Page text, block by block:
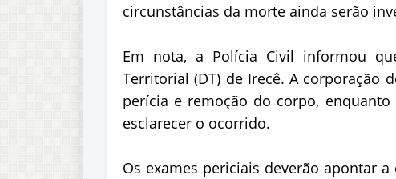
circunstâncias da morte ainda serão
Em nota, a Polícia Civil informou
Territorial (DT) de Irecê. A corporação
perícia e remoção do corpo,
esclarecer o ocorrido.
Os exames periciais deverão apontar